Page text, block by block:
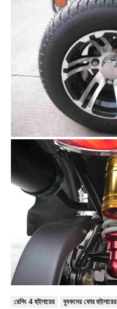
রেসিং 4 হুইলারের যুবকদের ফোর হুইলারের